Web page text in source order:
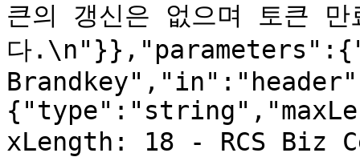
큰의 갱신은 없으며 토큰
다
xLength: 18 - RCS Biz